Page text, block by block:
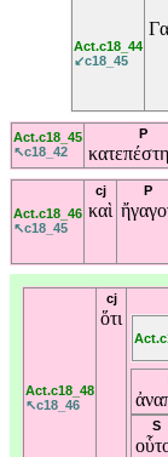
Act.c18_44
↙c18_45
Act.c18_45
↖c18_42
P
Act.c18_46
↖c18_45
cj
καὶ
P
Act.c18_48
↖c18_46
cj
ὅτι
S